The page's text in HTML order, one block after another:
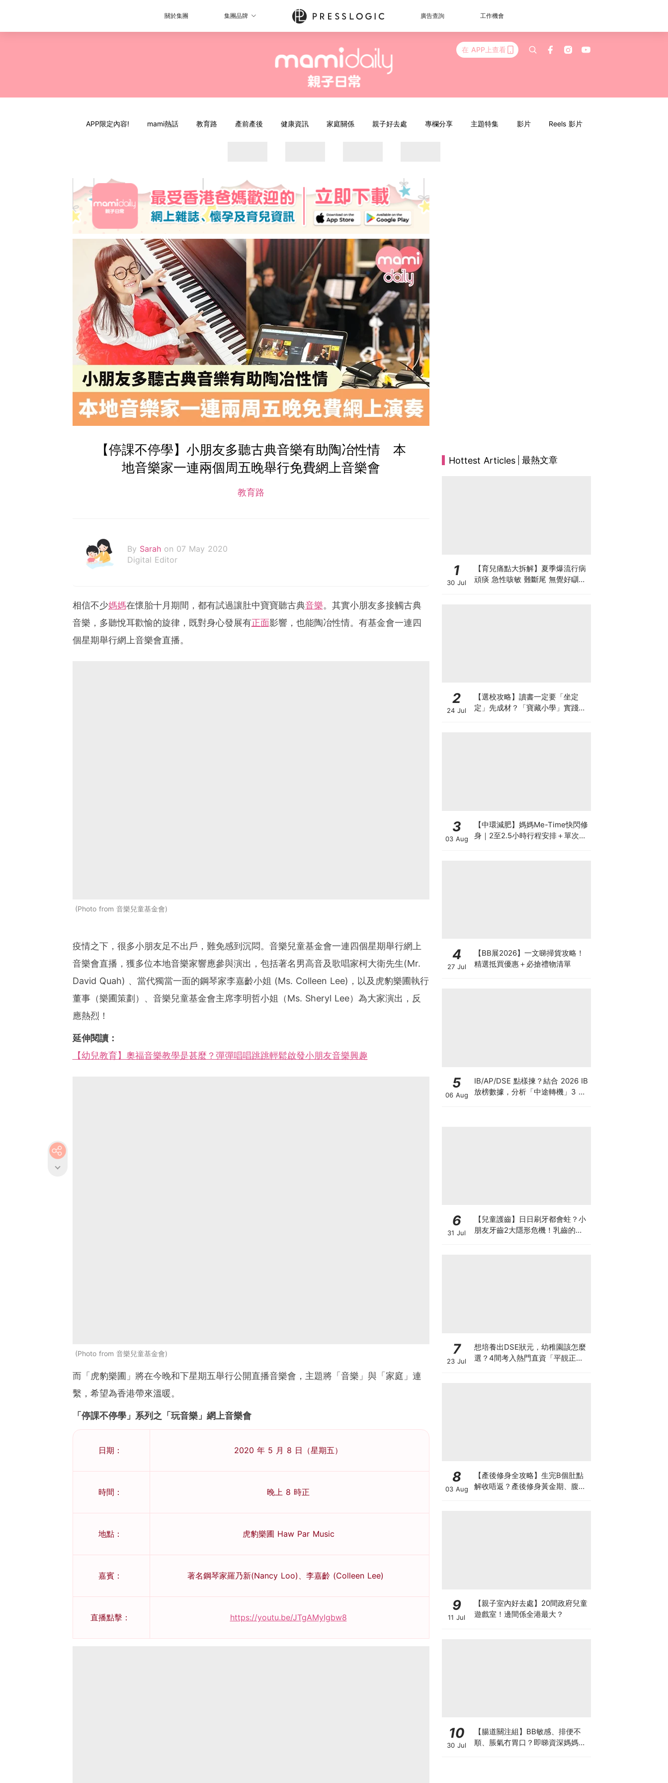
關於集團 集團品牌 廣告查詢 工作機會
在 APP上查看
APP限定內容! mami熱話 教育路 產前產後 健康資訊 家庭關係 親子好去處 專欄分享 主題特集 影片 Reels 影片
【停課不停學】小朋友多聽古典音樂有助陶冶性情 本
地音樂家一連兩個周五晚舉行免費網上音樂會
教育路
By Sarah on 07 May 2020
Digital Editor
相信不少媽媽在懷胎十月期間，都有試過讓肚中寶寶聽古典音樂。其實小朋友多接觸古典
音樂，多聽悅耳歡愉的旋律，既對身心發展有正面影響，也能陶冶性情。有基金會一連四
個星期舉行網上音樂會直播。
Photo from 音樂兒童基金會
疫情之下，很多小朋友足不出戶，難免感到沉悶。音樂兒童基金會一連四個星期舉行網上
音樂會直播，獲多位本地音樂家響應參與演出，包括著名男高音及歌唱家柯大衛先生(Mr.
David Quah) 、當代獨當一面的鋼琴家李嘉齡小姐 (Ms. Colleen Lee)，以及虎豹樂圃執行
董事（樂圃策劃）、音樂兒童基金會主席李明哲小姐（Ms. Sheryl Lee）為大家演出，反
應熱烈！
延伸閱讀：
【幼兒教育】奧福音樂教學是甚麼？彈彈唱唱跳跳輕鬆啟發小朋友音樂興趣
Photo from 音樂兒童基金會
而「虎豹樂圃」將在今晚和下星期五舉行公開直播音樂會，主題將「音樂」與「家庭」連
繫，希望為香港帶來溫暖。
「停課不停學」系列之「玩音樂」網上音樂會
日期： 2020 年 5 月 8 日（星期五）
時間： 晚上 8 時正
地點： 虎豹樂圃 Haw Par Music
嘉賓： 著名鋼琴家羅乃新(Nancy Loo)、李嘉齡 (Colleen Lee)
直播點擊： https://youtu.be/JTgAMyIgbw8
Hottest Articles 最熱文章
1
30 Jul
【育兒痛點大拆解】夏季爆流行病
頑痰 急性咳敏 難斷尾 無覺好瞓？
2
24 Jul
【選校攻略】讀書一定要「坐定
定」先成材？「寶藏小學」實踐動
3
03 Aug
【中環減肥】媽媽Me-Time快閃修
身｜2至2.5小時行程安排＋單次收
4
27 Jul
【BB展2026】一文睇掃貨攻略！
精選抵買優惠＋必搶禮物清單
5
06 Aug
IB/AP/DSE 點樣揀？結合 2026 IB
放榜數據，分析「中途轉機」3 大
6
31 Jul
【兒童護齒】日日刷牙都會蛀？小
朋友牙齒2大隱形危機！乳齒的琺
7
23 Jul
想培養出DSE狀元，幼稚園該怎麼
選？4間考入熱門直資「平靚正」
8
03 Aug
【產後修身全攻略】生完B個肚點
解收唔返？產後修身黃金期、腹直
9
11 Jul
【親子室內好去處】20間政府兒童
遊戲室！邊間係全港最大？
10
30 Jul
【腸道關注組】BB敏感、排便不
順、脹氣冇胃口？即睇資深媽媽分